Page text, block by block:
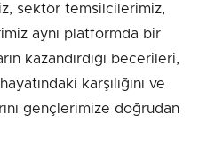
sektör temsilcilerimiz,
aynı platformda bir
kazandırdığı becerileri,
karşılığını ve
gençlerimize doğrudan